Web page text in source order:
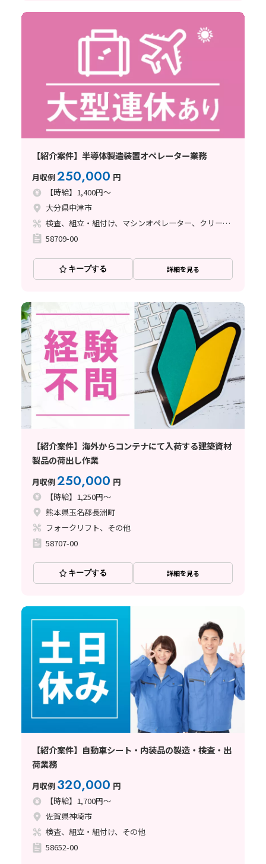
【紹介案件】半導体製造装置オペレーター業務
月収例250,000 円
【時給】1,400円～
大分県中津市
検査、組立・組付け、マシンオペレーター、クリーンルーム、その他
58709-00
キープする 詳細を見る
【紹介案件】海外からコンテナにて入荷する建築資材
製品の荷出し作業
月収例250,000 円
【時給】1,250円～
熊本県玉名郡長洲町
フォークリフト、その他
58707-00
キープする 詳細を見る
【紹介案件】自動車シート・内装品の製造・検査・出
荷業務
月収例 320,000 円
【時給】1,700円～
佐賀県神埼市
検査、組立・組付け、その他
58652-00